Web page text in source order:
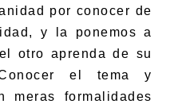
por conocer de
y la ponemos a
otro aprenda de su
el tema y
meras formalidades